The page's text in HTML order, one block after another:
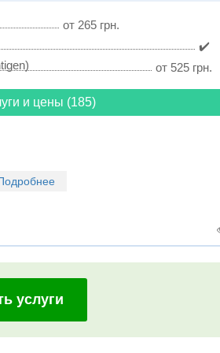
от 265 грн.
✔️
от 525 грн.
и цены (185)
услуги